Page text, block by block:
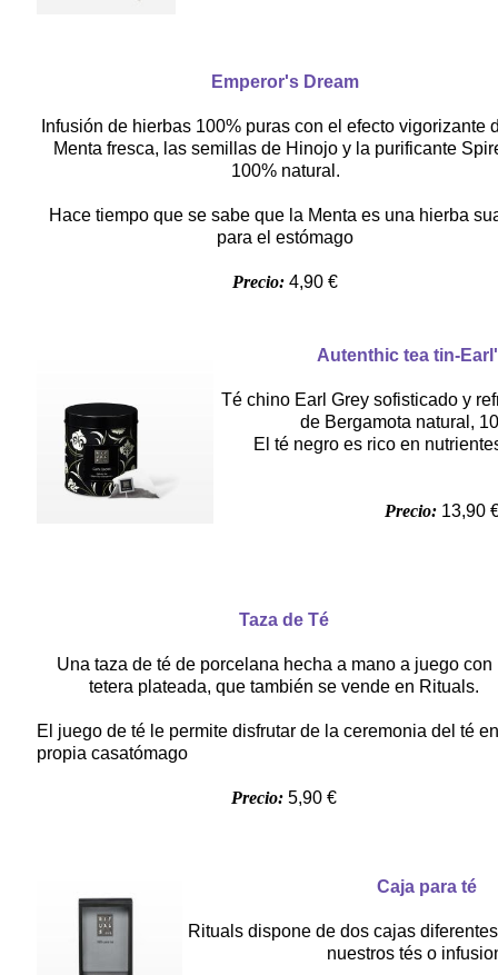
Emperor's Dream
Infusión de hierbas 100% puras con el efecto vigorizante
Menta fresca, las semillas de Hinojo y la purificante
100% natural.
Hace tiempo que se sabe que la Menta es una hierba
para el estómago
Precio: 4,90 €
Autenthic tea tin-
Té chino Earl Grey sofisticado y
de Bergamota natural,
El té negro es rico en
Precio:13,90
Taza de Té
Una taza de té de porcelana hecha a mano a juego con
tetera plateada, que también se vende en Rituals.
El juego de té le permite disfrutar de la ceremonia del té
propia casatómago
Precio: 5,90 €
Caja para té
Rituals dispone de dos cajas
nuestros tés o